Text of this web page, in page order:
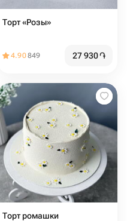
Торт «Розы»
4.90849 27 930֏
Торт ромашки